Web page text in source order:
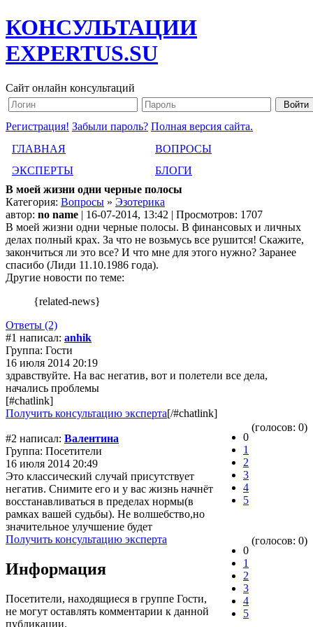
КОНСУЛЬТАЦИИ
EXPERTUS.SU
Сайт онлайн консультаций
Регистрация! Забыли пароль? Полная версия сайта.
ГЛАВНАЯ
ВОПРОСЫ
ЭКСПЕРТЫ
БЛОГИ
В моей жизни одни черные полосы
Категория: Вопросы » Эзотерика
автор: no name | 16-07-2014, 13:42 | Просмотров: 1707
В моей жизни одни черные полосы. В финансовых и личных
делах полный крах. За что не возьмусь все рушится! Скажите,
закончиться ли это все? И что мне для этого нужно? Заранее
спасибо (Лиди 11.10.1986 года).
Другие новости по теме:
{related-news}
Ответы (2)
#1 написал: anhik
Группа: Гости
16 июля 2014 20:19
здравствуйте. На вас негатив, вот и полетели все дела,
начались проблемы
[#chatlink]
Получить консультацию эксперта[/#chatlink]
0
1
2
3
4
5
(голосов: 0)
#2 написал: Валентина
Группа: Посетители
16 июля 2014 20:49
Это классический случай присутствует
негатив. Снимите его и у вас жизнь начнёт
восстанавливаться в пределах нормы(в
рамках вашей судьбы). Не волшебство,но
значительное улучшение будет
Получить консультацию эксперта
0
1
2
3
4
5
(голосов: 0)
Информация
Посетители, находящиеся в группе Гости,
не могут оставлять комментарии к данной
публикации.